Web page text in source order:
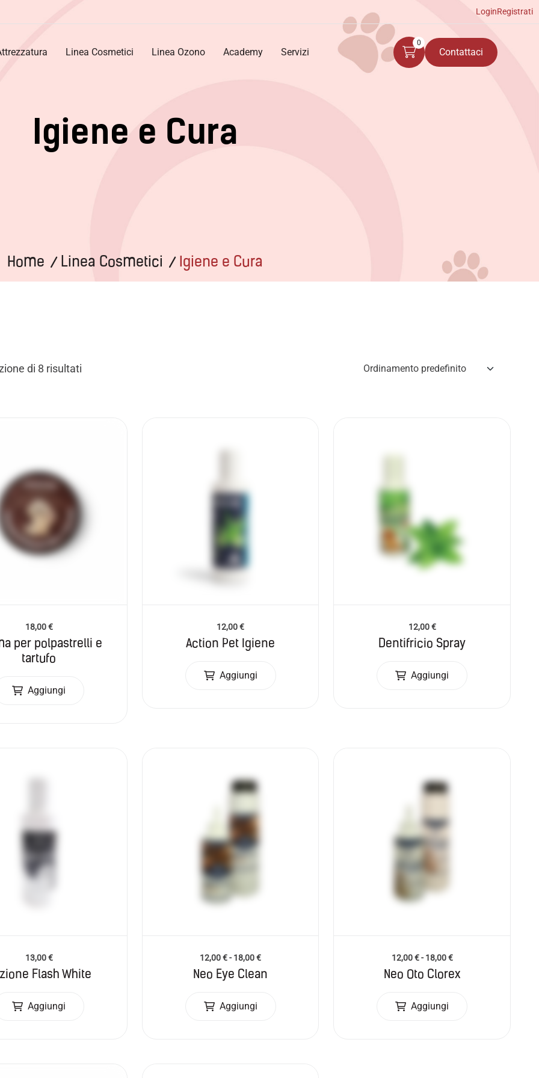
LoginRegistrati
Linea Cosmetici Linea Ozono Academy Servizi
0
Contattaci
giene e Cura
Home Linea Cosmetici Igiene e Cura
di 8 risultati
18,00€
per polpastrelli e
tartufo
Aggiungi
12,00€
Action Pet Igiene
Aggiungi
12,00€
Dentifricio Spray
Aggiungi
13,00€
Flash White
Aggiungi
12,00€ - 18,00€
Neo Eye Clean
Aggiungi
12,00€ - 18,00€
Neo Oto Clorex
Aggiungi